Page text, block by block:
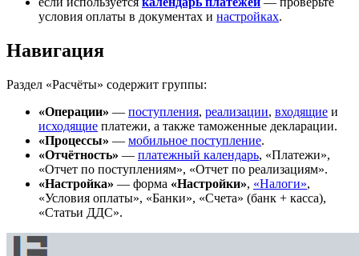
условия оплаты в документах и настройках.
Навигация
Раздел «Расчёты» содержит группы:
«Операции» — поступления, реализации, входящие и
исходящие платежи, а также таможенные декларации.
«Процессы» — мобильное поступление.
«Отчётность» — платежный календарь, «Платежи»,
«Отчет по поступлениям», «Отчет по реализациям».
«Настройка» — форма «Настройки», «Налоги»,
«Условия оплаты», «Банки», «Счета» (банк + касса),
«Статьи ДДС».